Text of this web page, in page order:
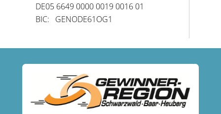
DE05 6649 0000 0019 0016 01
BIC: GENODE61OG1